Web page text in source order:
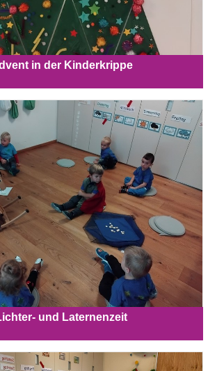
in der Kinderkrippe
und Laternenzeit